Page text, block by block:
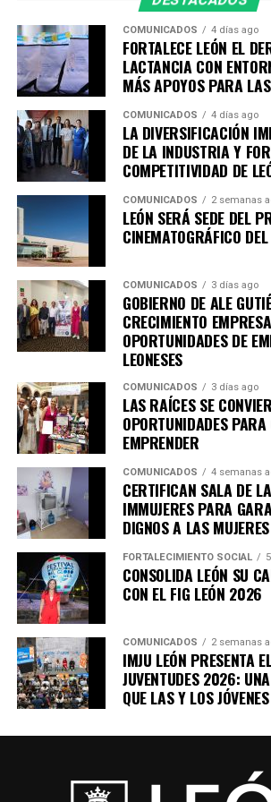
académicas y organismos empresariales
entre ellos la Academia Metropolitana
Pública, CANACO Servytur León,
Iberoamericana León, Universidad La
CANACINTRA León y el Tecnológico
Campus León, fortaleciendo el
entre gobierno, academia, iniciativa
Municipal de Planeación de León
compromiso con la participación
planeación estratégica como
fundamentales para construir una
competitiva, sostenible, incluyente y
retos de las próximas décadas.
COMUNICADOS 4 días ago
FORTALECE LEÓN EL
LACTANCIA CON
MÁS APOYOS PARA
COMUNICADOS 4 días ago
LA DIVERSIFICACIÓN
DE LA INDUSTRIA Y
COMPETITIVIDAD DE
COMUNICADOS 2 semanas
LEÓN SERÁ SEDE DEL
CINEMATOGRÁFICO
COMUNICADOS 3 días ago
GOBIERNO DE ALE
CRECIMIENTO
OPORTUNIDADES DE
LEONESES
COMUNICADOS 3 días ago
LAS RAÍCES SE
OPORTUNIDADES
EMPRENDER
COMUNICADOS 4 semanas
CERTIFICAN SALA DE
IMMUJERES PARA
DIGNOS A LAS MUJERES
FORTALECIMIENTO SOCIAL
CONSOLIDA LEÓN SU
CON EL FIG LEÓN 2026
COMUNICADOS 2 semanas
IMJU LEÓN PRESENTA
JUVENTUDES 2026:
QUE LAS Y LOS